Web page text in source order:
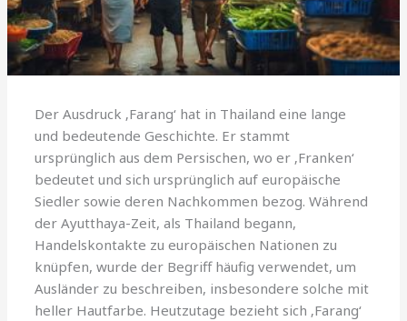
Der Ausdruck ‚Farang‘ hat in Thailand eine lange
und bedeutende Geschichte. Er stammt
ursprünglich aus dem Persischen, wo er ‚Franken‘
bedeutet und sich ursprünglich auf europäische
Siedler sowie deren Nachkommen bezog. Während
der Ayutthaya-Zeit, als Thailand begann,
Handelskontakte zu europäischen Nationen zu
knüpfen, wurde der Begriff häufig verwendet, um
Ausländer zu beschreiben, insbesondere solche mit
heller Hautfarbe. Heutzutage bezieht sich ‚Farang‘